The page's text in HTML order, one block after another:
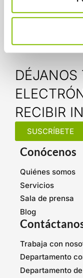
lo hacemos
DÉJANOS
RECIBIR
SUSCRÍBETE
Conócenos
Quiénes somos
Servicios
Sala de prensa
Blog
Trabaja con
Departamento
Departamento